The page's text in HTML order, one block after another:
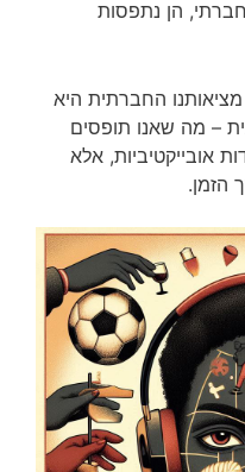
הן נתפסות
החברתית היא
– מה שאנו תופסים
אובייקטיביות, אלא
הזמן.